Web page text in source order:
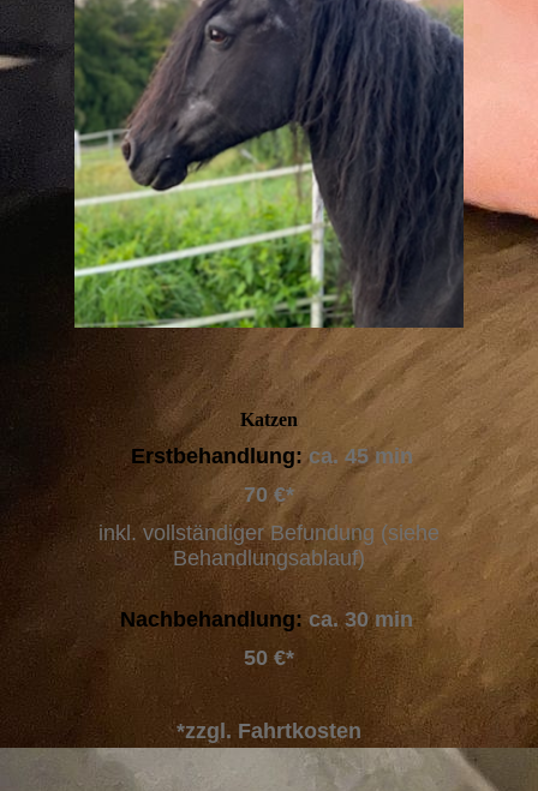
Katzen
Erstbehandlung:ca. 45 min
70 €*
inkl. vollständiger Befundung (siehe
Behandlungsablauf)
Nachbehandlung:ca. 30 min
50 €*
*zzgl. Fahrtkosten